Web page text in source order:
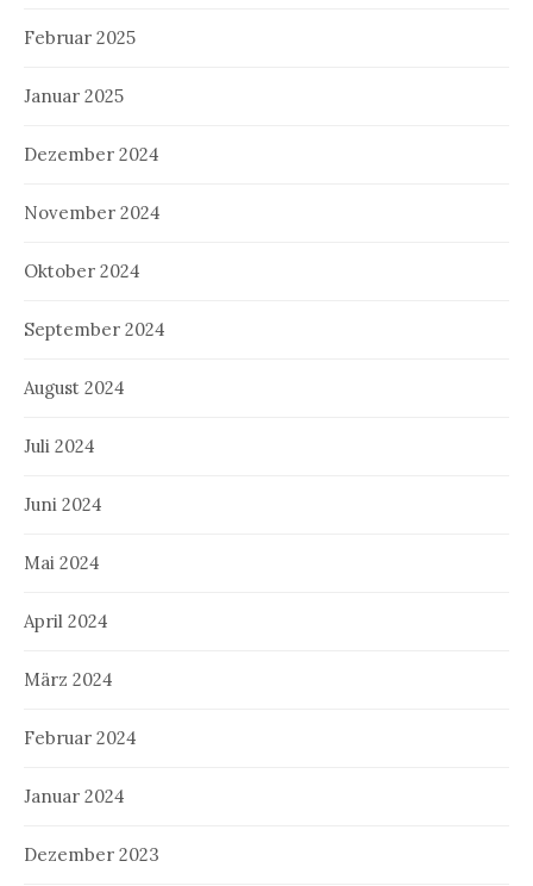
Februar 2025
Januar 2025
Dezember 2024
November 2024
Oktober 2024
September 2024
August 2024
Juli 2024
Juni 2024
Mai 2024
April 2024
März 2024
Februar 2024
Januar 2024
Dezember 2023